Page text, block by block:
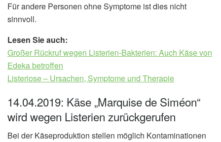
Für andere Personen ohne Symptome ist dies nicht
sinnvoll.
Lesen Sie auch:
Großer Rückruf wegen Listerien-Bakterien: Auch Käse von
Edeka betroffen
Listeriose – Ursachen, Symptome und Therapie
14.04.2019: Käse „Marquise de Siméon“
wird wegen Listerien zurückgerufen
Bei der Käseproduktion stellen möglich Kontaminationen